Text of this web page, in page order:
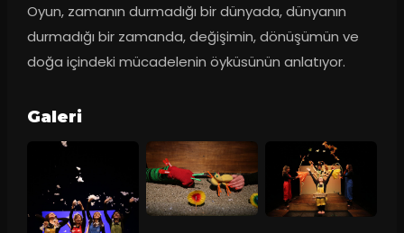
Oyun, zamanın durmadığı bir dünyada, dünyanın
durmadığı bir zamanda, değişimin, dönüşümün ve
doğa içindeki mücadelenin öyküsünün anlatıyor.
Galeri